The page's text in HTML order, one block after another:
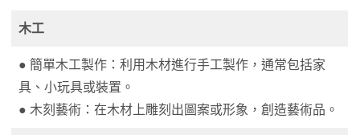
木工
● 簡單木工製作：利用木材進行手工製作，通常包括家
具、小玩具或裝置。
● 木刻藝術：在木材上雕刻出圖案或形象，創造藝術品。